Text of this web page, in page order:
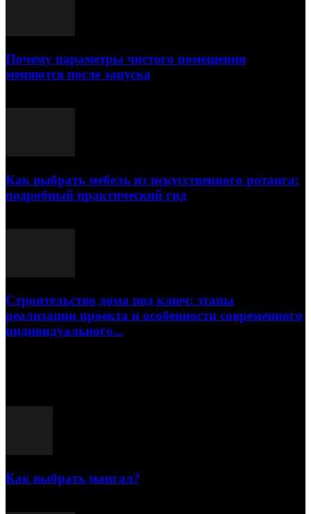
Почему параметры чистого помещения
меняются после запуска
Как выбрать мебель из искусственного ротанга:
подробный практический гид
Строительство дома под ключ: этапы
реализации проекта и особенности современного
индивидуального...
Как выбрать мангал?